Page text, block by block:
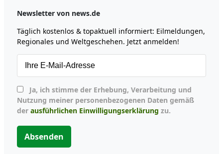
Newsletter von news.de
Täglich kostenlos & topaktuell informiert: Eilmeldungen,
Regionales und Weltgeschehen. Jetzt anmelden!
Nutzung meiner personenbezogenen Daten gemäß
der ausführlichen Einwilligungserklärung zu.
Absenden